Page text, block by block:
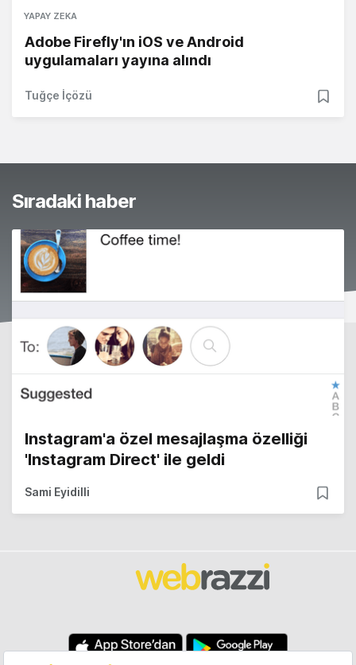
YAPAY ZEKA
Adobe Firefly'ın iOS ve Android
uygulamaları yayına alındı
Tuğçe İçözü
Sıradaki haber
Instagram'a özel mesajlaşma özelliği
'Instagram Direct' ile geldi
Sami Eyidilli